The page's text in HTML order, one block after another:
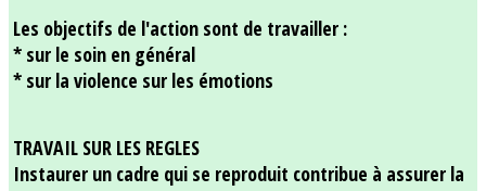
Les objectifs de l'action sont de travailler :
* sur le soin en général
* sur la violence sur les émotions
TRAVAIL SUR LES REGLES
Instaurer un cadre qui se reproduit contribue à assurer la